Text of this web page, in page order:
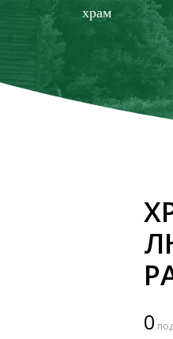
храм
0